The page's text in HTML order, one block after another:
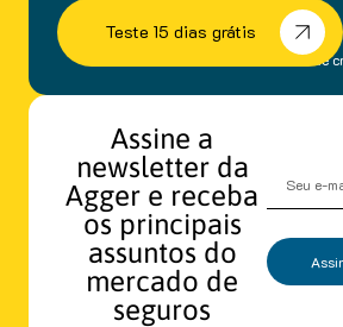
Teste 15 dias grátis
sem fidelidade e cartão de
Assine a
newsletter da
Agger e receba
os principais
assuntos do
mercado de
seguros